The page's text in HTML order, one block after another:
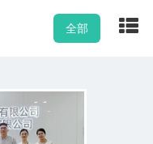
全部